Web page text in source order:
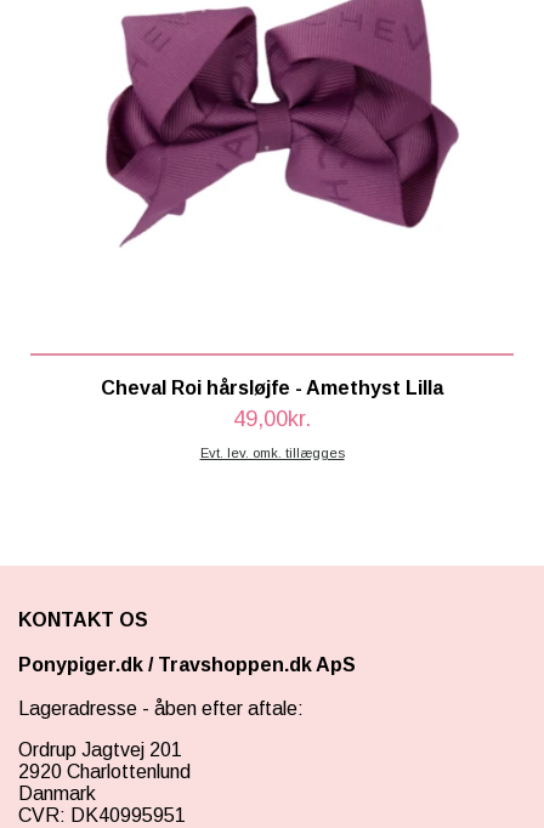
Cheval Roi hårsløjfe - Amethyst Lilla
49,00kr.
Evt. lev. omk. tillægges
KONTAKT OS
Ponypiger.dk / Travshoppen.dk ApS
Lageradresse - åben efter aftale:
Ordrup Jagtvej 201
2920 Charlottenlund
Danmark
CVR: DK40995951